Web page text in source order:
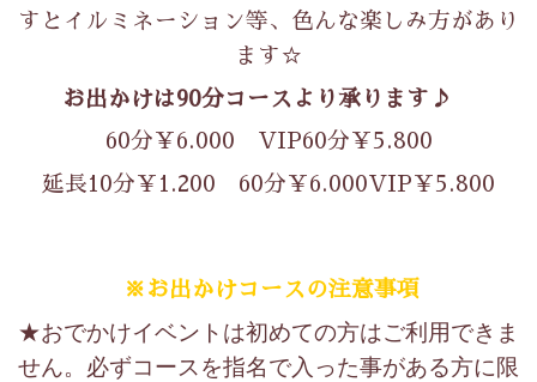
すとイルミネーション等、色んな楽しみ方があり
ます☆
お出かけは90分コースより承ります♪
60分￥6.000 VIP60分￥5.800
延長10分￥1.200 60分￥6.000VIP￥5.800
※お出かけコースの注意事項
★おでかけイベントは初めての方はご利用できま
せん。必ずコースを指名で入った事がある方に限